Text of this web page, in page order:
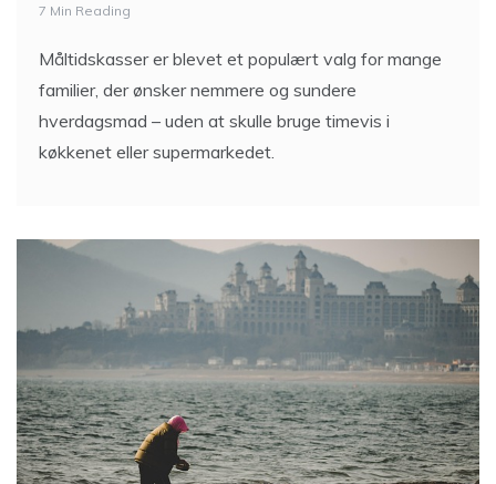
7 Min Reading
Måltidskasser er blevet et populært valg for mange
familier, der ønsker nemmere og sundere
hverdagsmad – uden at skulle bruge timevis i
køkkenet eller supermarkedet.